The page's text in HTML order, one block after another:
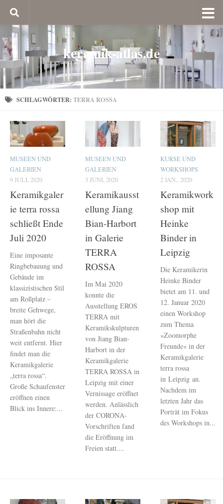
keramik-atlas.de
SCHLAGWÖRTER: TERRA ROSSA
MUSEEN UND
GALERIEN
9 JULI, 2020
Keramikgaler
ie terra rossa
schließt Ende
Juli 2020
Eine imposante
Ringbebauung und
Gebäude im
klassizistischen Stil
am Roßplatz –
breite Gehwege,
man hört die
Straßenbahn nicht
weit entfernt. Hier
findet man die
Keramikgalerie
„terra rossa“.
Große Schaufenster
eröffnen einen
Blick ins Innere:...
MUSEEN UND
GALERIEN
3 JUNI, 2020
Keramikausst
ellung Jiang
Bian-Harbort
in Galerie
TERRA
ROSSA
Im Mai 2020
konnte die
Ausstellung EROS
TERRA mit
Keramikskulpturen
von Jiang Bian-
Harbort in der
Keramikgalerie
TERRA ROSSA in
Leipzig mit einer
Vernissage eröffnet
werden. Anlässlich
der CORONA-
Vorschriften fand
die Eröffnung im
Freien statt....
KURSE UND
WORKSHOPS
2 JAN., 2020
Keramikwork
shop mit
Heinke
Binder in
Leipzig
Die Keramikerin
Heinke Binder
bietet am 11. und
12. Januar 2020
einen Work­shop
zum Thema
»Zoomorphe
Freunde« in der
Keramikgalerie
terra rossa
in Leipzig an.
Nachdem im
letzten Jahr das
Porträt im Fokus
des Workshops in...